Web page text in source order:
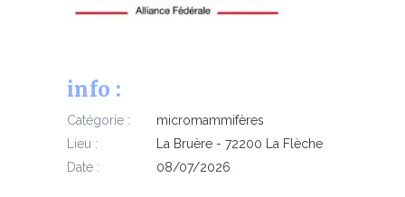
info :
Catégorie :
micromammifères
Lieu :
La Bruère - 72200 La Flèche
Date :
08/07/2026